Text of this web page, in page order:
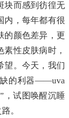
块而感到彷徨无
内，每年都有很
的颜色差异，更
性皮肤病时，
望。今天，我们
缺的利器——uva
，试图唤醒沉睡
。